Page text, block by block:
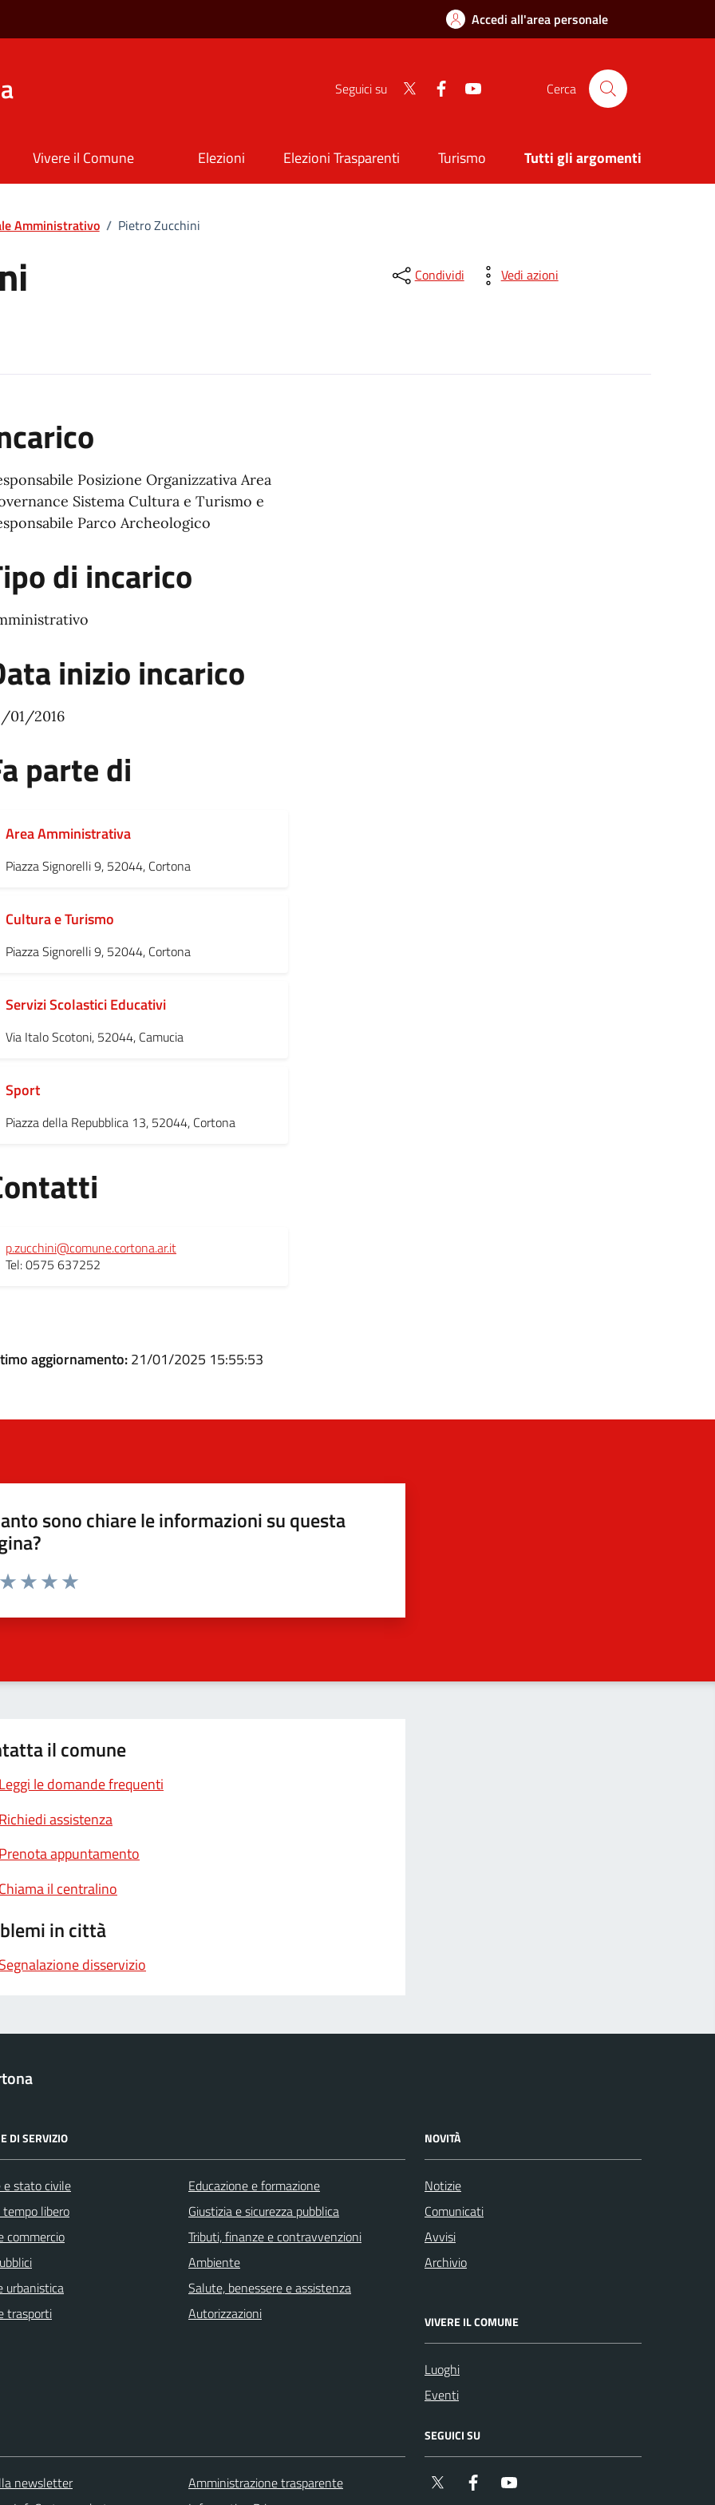
Accedi all'area personale
Seguici su Twitter Facebook Cerca
Vivere il Comune Elezioni Elezioni Trasparenti Turismo Tutti gli argomenti
Amministrativo / Pietro Zucchini
Condividi Vedi azioni
Posizione Organizzativa Area
Sistema Cultura e Turismo e
Parco Archeologico
di incarico
inizio incarico
01/2016
parte di
Area Amministrativa
Piazza Signorelli 9, 52044, Cortona
Cultura e Turismo
Piazza Signorelli 9, 52044, Cortona
Servizi Scolastici Educativi
Via Italo Scotoni, 52044, Camucia
Sport
Piazza della Repubblica 13, 52044, Cortona
p.zucchini@comune.cortona.ar.it
Tel: 0575 637252
aggiornamento:21/01/2025 15:55:53
sono chiare le informazioni su questa
da 1 a 5 stelle la pagina
il comune
le domande frequenti
assistenza
appuntamento
il centralino
in città
disservizio
DI SERVIZIO
e stato civile
libero
commercio
urbanistica
trasporti
Educazione e formazione
Giustizia e sicurezza pubblica
Tributi, finanze e contravvenzioni
Ambiente
Salute, benessere e assistenza
Autorizzazioni
NOVITÀ
Notizie
Comunicati
Avvisi
Archivio
VIVERE IL COMUNE
Luoghi
Eventi
newsletter
Amministrazione trasparente
SEGUICI SU
Twitter Facebook